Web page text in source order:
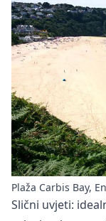
Plaža Carbis Bay,
Slični uvjeti: